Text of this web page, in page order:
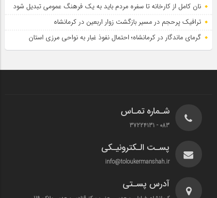
نان کامل از کارخانه تا سفره مردم باید به یک فرهنگ عمومی تبدیل شود
ترافیک پرحجم در مسیر بازگشت زوار اربعین در کرمانشاه
گرمای ماندگار در کرمانشاه؛ احتمال نفوذ غبار به نواحی مرزی استان
شـماره تمـاس
083 - 37224131
پسـت الـکترونیـکی
info@toloukermanshah.ir
آدرس پسـتی